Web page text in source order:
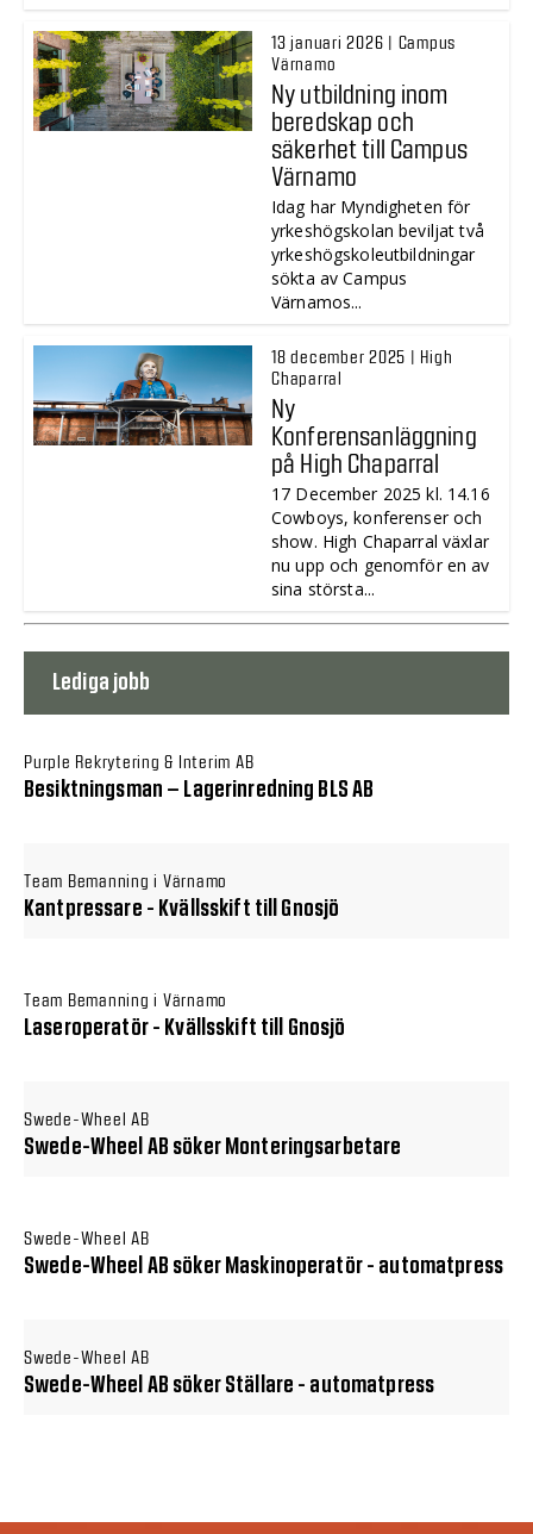
13 januari 2026 | Campus
Värnamo
Ny utbildning inom
beredskap och
säkerhet till Campus
Värnamo
Idag har Myndigheten för
yrkeshögskolan beviljat två
yrkeshögskoleutbildningar
sökta av Campus
Värnamos...
18 december 2025 | High
Chaparral
Ny
Konferensanläggning
på High Chaparral
17 December 2025 kl. 14.16
Cowboys, konferenser och
show. High Chaparral växlar
nu upp och genomför en av
sina största...
Lediga jobb
Purple Rekrytering & Interim AB
Besiktningsman – Lagerinredning BLS AB
Team Bemanning i Värnamo
Kantpressare - Kvällsskift till Gnosjö
Team Bemanning i Värnamo
Laseroperatör - Kvällsskift till Gnosjö
Swede-Wheel AB
Swede-Wheel AB söker Monteringsarbetare
Swede-Wheel AB
Swede-Wheel AB söker Maskinoperatör - automatpress
Swede-Wheel AB
Swede-Wheel AB söker Ställare - automatpress